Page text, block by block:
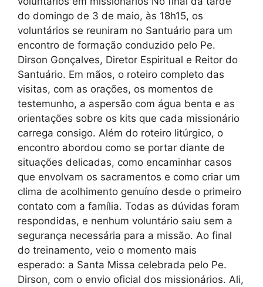
do domingo de 3 de maio, às 18h15, os
voluntários se reuniram no Santuário para um
encontro de formação conduzido pelo Pe.
Dirson Gonçalves, Diretor Espiritual e Reitor do
Santuário. Em mãos, o roteiro completo das
visitas, com as orações, os momentos de
testemunho, a aspersão com água benta e as
orientações sobre os kits que cada missionário
carrega consigo. Além do roteiro litúrgico, o
encontro abordou como se portar diante de
situações delicadas, como encaminhar casos
que envolvam os sacramentos e como criar um
clima de acolhimento genuíno desde o primeiro
contato com a família. Todas as dúvidas foram
respondidas, e nenhum voluntário saiu sem a
segurança necessária para a missão. Ao final
do treinamento, veio o momento mais
esperado: a Santa Missa celebrada pelo Pe.
Dirson, com o envio oficial dos missionários. Ali,